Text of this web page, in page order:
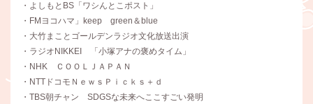
・よしもとBS「ワシんとこポスト」
・FMヨコハマ」keep green＆blue
・大竹まことゴールデンラジオ文化放送出演
・ラジオNIKKEI 「小塚アナの褒めタイム」
・NHK ＣＯＯＬＪＡＰＡＮ
・NTTドコモＮｅｗｓＰｉｃｋｓ＋ｄ
・TBS朝チャン SDGSな未来へここすごい発明